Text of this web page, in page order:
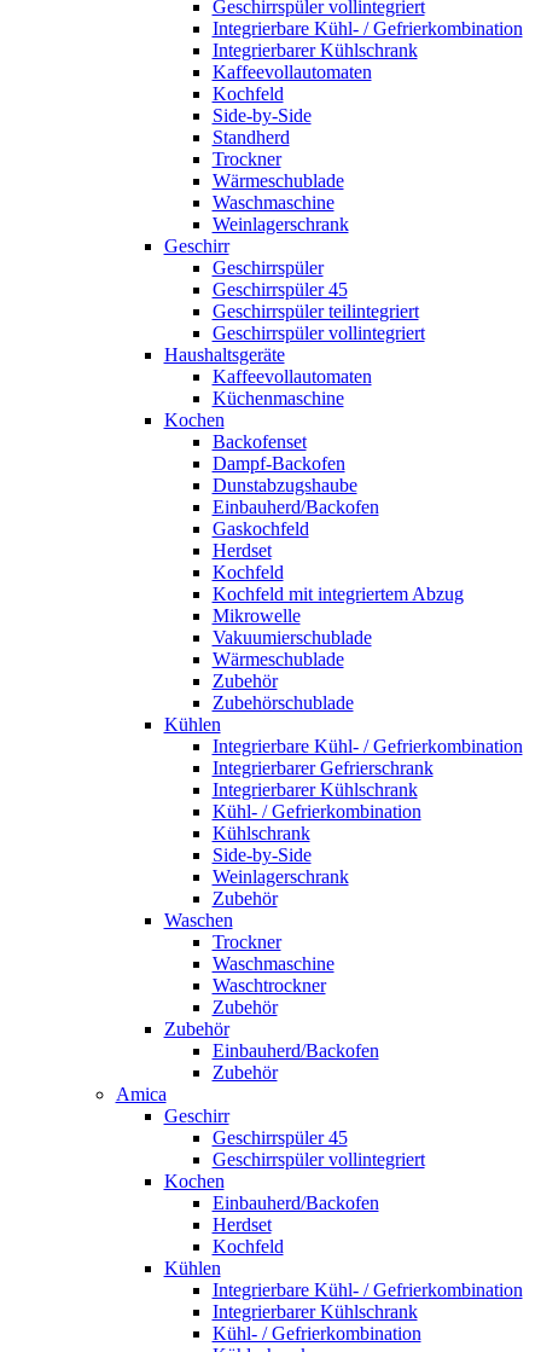
Geschirrspüler vollintegriert
Integrierbare Kühl- / Gefrierkombination
Integrierbarer Kühlschrank
Kaffeevollautomaten
Kochfeld
Side-by-Side
Standherd
Trockner
Wärmeschublade
Waschmaschine
Weinlagerschrank
Geschirr
Geschirrspüler
Geschirrspüler 45
Geschirrspüler teilintegriert
Geschirrspüler vollintegriert
Haushaltsgeräte
Kaffeevollautomaten
Küchenmaschine
Kochen
Backofenset
Dampf-Backofen
Dunstabzugshaube
Einbauherd/Backofen
Gaskochfeld
Herdset
Kochfeld
Kochfeld mit integriertem Abzug
Mikrowelle
Vakuumierschublade
Wärmeschublade
Zubehör
Zubehörschublade
Kühlen
Integrierbare Kühl- / Gefrierkombination
Integrierbarer Gefrierschrank
Integrierbarer Kühlschrank
Kühl- / Gefrierkombination
Kühlschrank
Side-by-Side
Weinlagerschrank
Zubehör
Waschen
Trockner
Waschmaschine
Waschtrockner
Zubehör
Zubehör
Einbauherd/Backofen
Zubehör
Amica
Geschirr
Geschirrspüler 45
Geschirrspüler vollintegriert
Kochen
Einbauherd/Backofen
Herdset
Kochfeld
Kühlen
Integrierbare Kühl- / Gefrierkombination
Integrierbarer Kühlschrank
Kühl- / Gefrierkombination